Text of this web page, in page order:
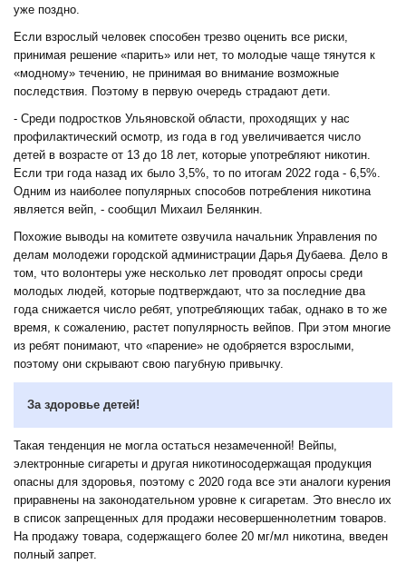
уже поздно.
Если взрослый человек способен трезво оценить все риски,
принимая решение «парить» или нет, то молодые чаще тянутся к
«модному» течению, не принимая во внимание возможные
последствия. Поэтому в первую очередь страдают дети.
- Среди подростков Ульяновской области, проходящих у нас
профилактический осмотр, из года в год увеличивается число
детей в возрасте от 13 до 18 лет, которые употребляют никотин.
Если три года назад их было 3,5%, то по итогам 2022 года - 6,5%.
Одним из наиболее популярных способов потребления никотина
является вейп, - сообщил Михаил Белянкин.
Похожие выводы на комитете озвучила начальник Управления по
делам молодежи городской администрации Дарья Дубаева. Дело в
том, что волонтеры уже несколько лет проводят опросы среди
молодых людей, которые подтверждают, что за последние два
года снижается число ребят, употребляющих табак, однако в то же
время, к сожалению, растет популярность вейпов. При этом многие
из ребят понимают, что «парение» не одобряется взрослыми,
поэтому они скрывают свою пагубную привычку.
За здоровье детей!
Такая тенденция не могла остаться незамеченной! Вейпы,
электронные сигареты и другая никотиносодержащая продукция
опасны для здоровья, поэтому с 2020 года все эти аналоги курения
приравнены на законодательном уровне к сигаретам. Это внесло их
в список запрещенных для продажи несовершеннолетним товаров.
На продажу товара, содержащего более 20 мг/мл никотина, введен
полный запрет.